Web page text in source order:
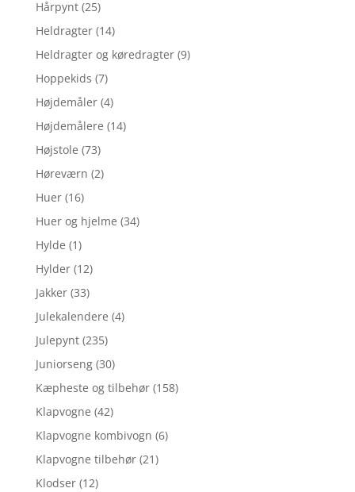
Hårpynt (25)
Heldragter (14)
Heldragter og køredragter (9)
Hoppekids (7)
Højdemåler (4)
Højdemålere (14)
Højstole (73)
Høreværn (2)
Huer (16)
Huer og hjelme (34)
Hylde (1)
Hylder (12)
Jakker (33)
Julekalendere (4)
Julepynt (235)
Juniorseng (30)
Kæpheste og tilbehør (158)
Klapvogne (42)
Klapvogne kombivogn (6)
Klapvogne tilbehør (21)
Klodser (12)